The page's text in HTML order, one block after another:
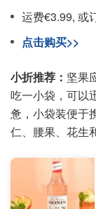
运费€3.99, 或
点击购买>>
小折推荐： 坚果
吃一小袋，可以
惫，小袋装便于
仁、腰果、花生